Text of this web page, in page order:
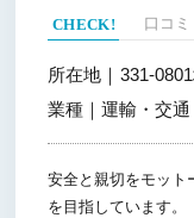
口コミ
所在地｜ 331-
業種｜運輸・交
安全と親切をモット
を目指しています。